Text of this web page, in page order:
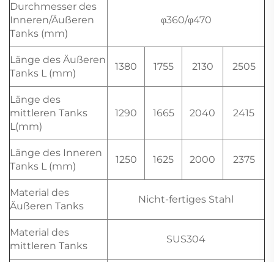
Durchmesser des
Inneren/Äußeren
Tanks (mm)
φ360/φ470
Länge des Äußeren
Tanks L (mm)
1380 1755 2130 2505
Länge des
mittleren Tanks
L(mm)
1290 1665 2040 2415
Länge des Inneren
Tanks L (mm)
1250 1625 2000 2375
Material des
Äußeren Tanks
Nicht-fertiges Stahl
Material des
mittleren Tanks
SUS304